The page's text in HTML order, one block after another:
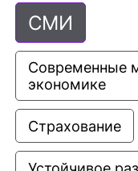
СМИ
Современные
экономике
Страхование